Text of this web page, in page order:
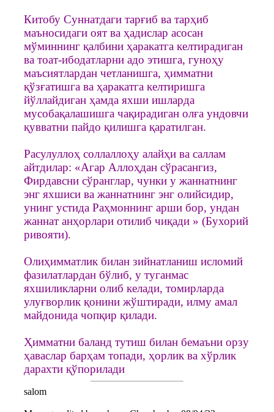
Китобу Суннатдаги тарғиб ва тарҳиб
маъносидаги оят ва ҳадислар асосан
мўминнинг қалбини ҳаракатга келтирадиган
ва тоат-ибодатларни адо этишга, гуноҳу
маъсиятлардан четланишга, ҳимматни
қўзғатишга ва ҳаракатга келтиришга
йўллайдиган ҳамда яхши ишларда
мусобақалашишга чақирадиган олға ундовчи
қувватни пайдо қилишга қаратилган.
Расулуллоҳ соллаллоҳу алайҳи ва саллам
айтдилар: «Агар Аллоҳдан сўрасангиз,
Фирдавсни сўранглар, чунки у жаннатнинг
энг яхшиси ва жаннатнинг энг олийсидир,
унинг устида Раҳмоннинг арши бор, ундан
жаннат анҳорлари отилиб чиқади » (Бухорий
ривояти).
Олиҳимматлик билан зийнатланиш исломий
фазилатлардан бўлиб, у туганмас
яхшиликларни олиб келади, томирларда
улуғворлик қонини жўштиради, илму амал
майдонида чопқир қилади.
Ҳимматни баланд тутиш билан бемаъни орзу
ҳаваслар барҳам топади, ҳорлик ва хўрлик
дарахти қўпорилади
salom